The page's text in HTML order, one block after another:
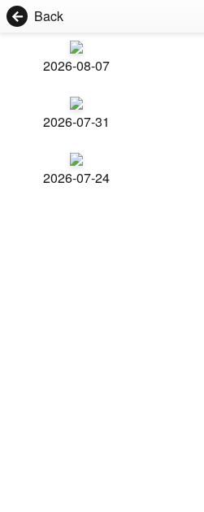
Back
2026-08-07
2026-07-31
2026-07-24